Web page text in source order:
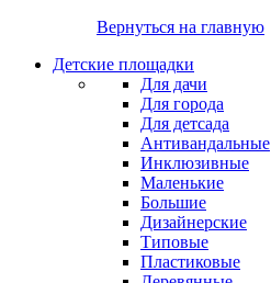
Вернуться на главную
Детские площадки
Для дачи
Для города
Для детсада
Антивандальные
Инклюзивные
Маленькие
Большие
Дизайнерские
Типовые
Пластиковые